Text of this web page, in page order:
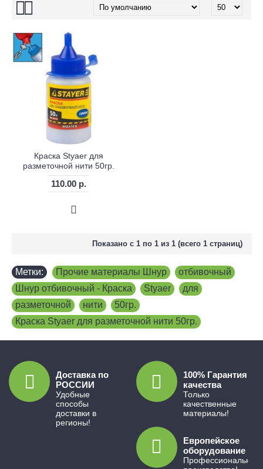
Краска Styaer для
разметочной нити 50гр.
110.00 р.
Показано с 1 по 1 из 1 (всего 1 страниц)
Метки: Прочие материалы Шнур отбивочный
Шнур отбивочный - Краска
Styaer для
разметочной
нити 50гр.
Краска Styaer для разметочной нити 50гр.
Доставка по
РОССИИ
Удобные
способы
доставки в
регионы!
100% Гарантия
качества
Только
качественные
материалы!
Европейское
оборудование
Профессиональное